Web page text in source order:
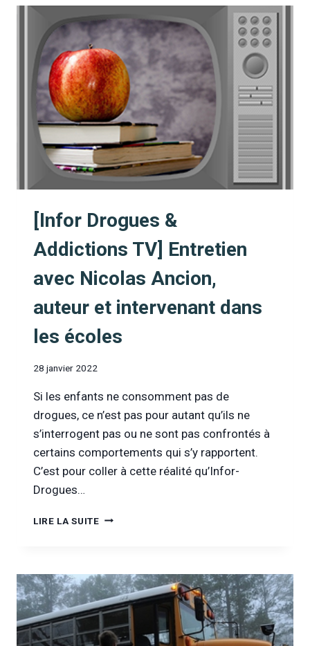
DROGUES
»
DANS
LES
ÉCOLES
:
HALTE
AU
MARKETING
SCOLAIRE
!
[Infor Drogues &
Addictions TV] Entretien
avec Nicolas Ancion,
auteur et intervenant dans
les écoles
28 janvier 2022
Si les enfants ne consomment pas de
drogues, ce n’est pas pour autant qu’ils ne
s’interrogent pas ou ne sont pas confrontés à
certains comportements qui s’y rapportent.
C’est pour coller à cette réalité qu’Infor-
Drogues…
LIRE LA SUITE[INFOR
TV]
ENTRETIEN
AVEC
ANCION,